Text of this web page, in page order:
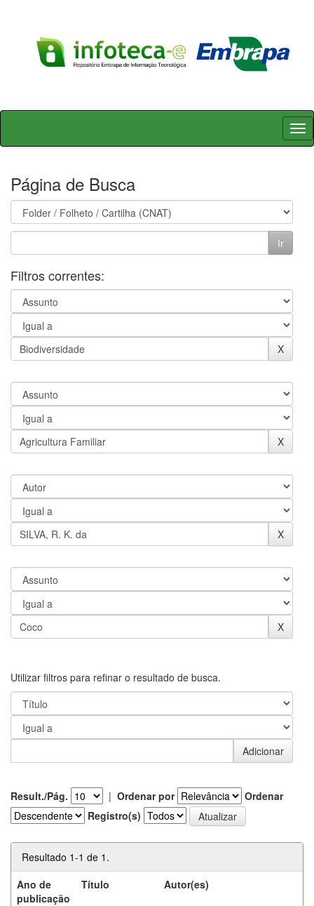
Skip
Página de Busca
Filtros correntes:
Utilizar filtros para refinar o resultado de busca.
Result./Pág. | Ordenar por
Ordenar
Registro(s)
Resultado 1-1 de 1.
Ano de
publicação
Título Autor(es)